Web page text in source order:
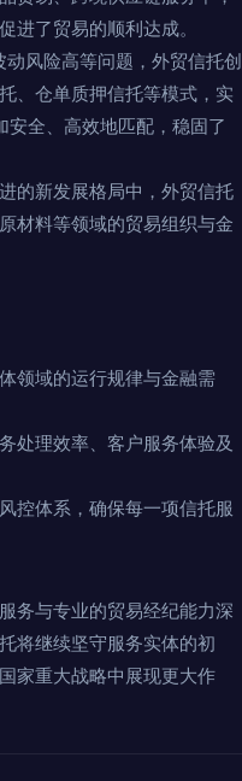
了贸易的顺利达成。
风险高等问题，外贸信托创
、仓单质押信托等模式，实
安全、高效地匹配，稳固了
的新发展格局中，外贸信托
材料等领域的贸易组织与金
领域的运行规律与金融需
处理效率、客户服务体验及
控体系，确保每一项信托服
务与专业的贸易经纪能力深
将继续坚守服务实体的初
家重大战略中展现更大作